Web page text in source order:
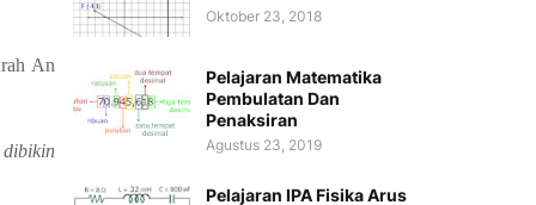
An
dibikin
Oktober 23, 2018
Pelajaran Matematika
Pembulatan Dan
Penaksiran
Agustus 23, 2019
Pelajaran IPA Fisika Arus